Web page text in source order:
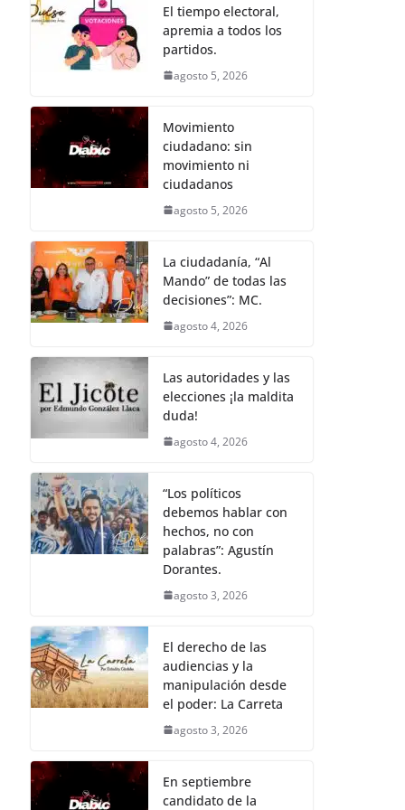
k
El tiempo electoral,
apremia a todos los
partidos.
agosto 5, 2026
Movimiento
ciudadano: sin
movimiento ni
ciudadanos
agosto 5, 2026
La ciudadanía, “Al
Mando” de todas las
decisiones”: MC.
agosto 4, 2026
Las autoridades y las
elecciones ¡la maldita
duda!
agosto 4, 2026
“Los políticos
debemos hablar con
hechos, no con
palabras”: Agustín
Dorantes.
agosto 3, 2026
El derecho de las
audiencias y la
manipulación desde
el poder: La Carreta
agosto 3, 2026
En septiembre
candidato de la